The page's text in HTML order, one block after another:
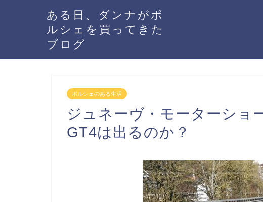
ある日、ダンナがポ
ルシェを買ってきた
ブログ
ポルシェのある生活
ジュネーヴ・モーターショ
GT4は出るのか？